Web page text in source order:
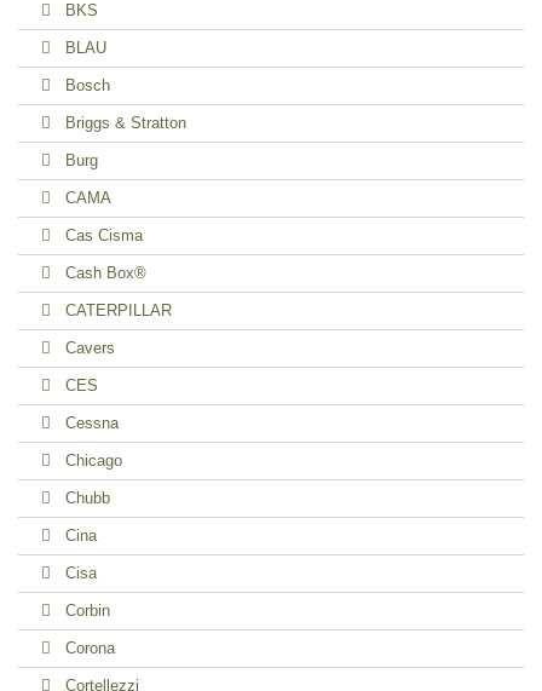
BKS
BLAU
Bosch
Briggs & Stratton
Burg
CAMA
Cas Cisma
Cash Box®
CATERPILLAR
Cavers
CES
Cessna
Chicago
Chubb
Cina
Cisa
Corbin
Corona
Cortellezzi